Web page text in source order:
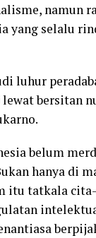
namun
yang selalu
luhur
bersitan
belum
hanya di
itu tatkala